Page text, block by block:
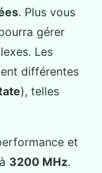
. Plus vous
gérer
Les
différentes
), telles
et
3200 MHz.